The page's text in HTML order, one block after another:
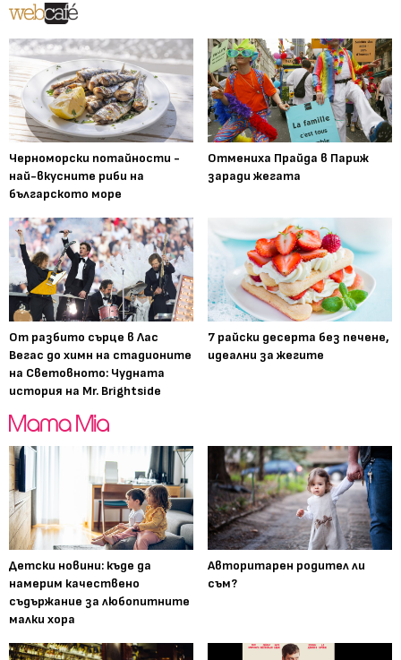
Черноморски потайности -
най-вкусните риби на
българското море
Отмениха Прайда в Париж
заради жегата
От разбито сърце в Лас
Вегас до химн на стадионите
на Световното: Чудната
история на Mr. Brightside
7 райски десерта без печене,
идеални за жегите
Детски новини: къде да
намерим качествено
съдържание за любопитните
малки хора
Авторитарен родител ли
съм?